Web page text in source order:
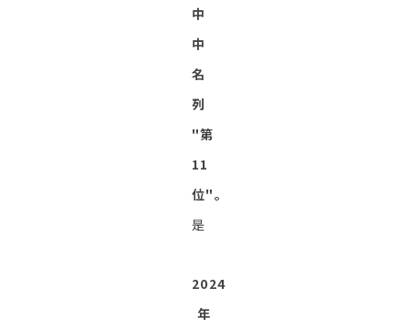
中
中
名
列
"第
11
位"。
是
2024
年